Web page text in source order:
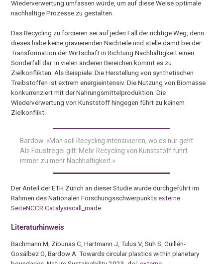
Wiederverwertung umfassen würde, um auf diese Weise optimale
nachhaltige Prozesse zu gestalten.
Das Recycling zu forcieren sei auf jeden Fall der richtige Weg, denn
dieses habe keine gravierenden Nachteile und stelle damit bei der
Transformation der Wirtschaft in Richtung Nachhaltigkeit einen
Sonderfall dar. In vielen anderen Bereichen kommt es zu
Zielkonflikten. Als Beispiele: Die Herstellung von synthetischen
Treibstoffen ist extrem energieintensiv. Die Nutzung von Biomasse
konkurrenziert mit der Nahrungsmittelproduktion. Die
Wiederverwertung von Kunststoff hingegen führt zu keinem
Zielkonflikt.
Bardow: «Man soll Recycling intensivieren, wo es nur geht.
Als Faustregel gilt: Mehr Recycling von Kunststoff führt
immer zu mehr Nachhaltigkeit.»
Der Anteil der ETH Zürich an dieser Studie wurde durchgeführt im
Rahmen des Nationalen Forschungsschwerpunktsexterne
SeiteNCCR Catalysiscall_made
Literaturhinweis
Bachmann M, Zibunas C, Hartmann J, Tulus V, Suh S, Guillén-​
Gosálbez G, Bardow A: Towards circular plastics within planetary